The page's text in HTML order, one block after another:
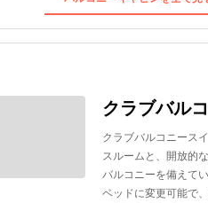
クラブバル
クラブバルコニース
スルームと、開放的
バルコニーを備えて
ベッドに変更可能で